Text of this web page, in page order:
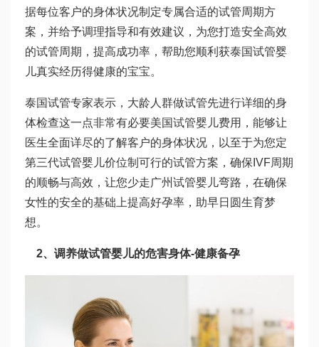
据每位客户的身体状况制定专属合适的试管周期方
案，并给予调理指导和有效建议，为您打造安全高效
的试管周期，提高成功率，帮助您顺利获泰国试管婴
儿真实经历得健康的宝宝。
泰国试管专家表示，大龄人群做试管先进行详细的身
体检查这一点非常有必要美国试管婴儿费用 ，能够让
医生全面详尽的了解客户的身体状况，以至于为您定
第三代试管婴儿价位制可行的试管方案，确保IVF周期
的顺畅与高效，让您少走广州试管婴儿弯路，在确保
女性的安全的基础上提高好孕率，助早日圆生育梦
想。
2、调养做试管婴儿的危害身体-健康备孕